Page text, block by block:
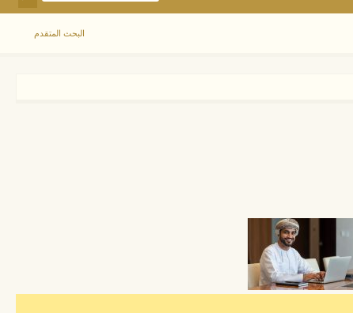
البحث المتقدم